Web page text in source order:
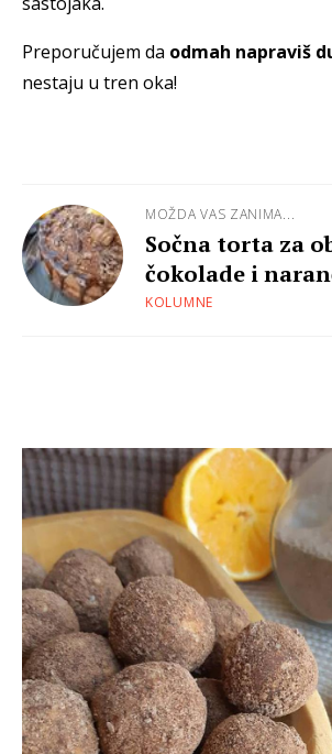
Preporučujem da odmah napraviš
nestaju u tren oka!
MOŽDA VAS ZANIMA...
Sočna torta za
čokolade i
KOLUMNE